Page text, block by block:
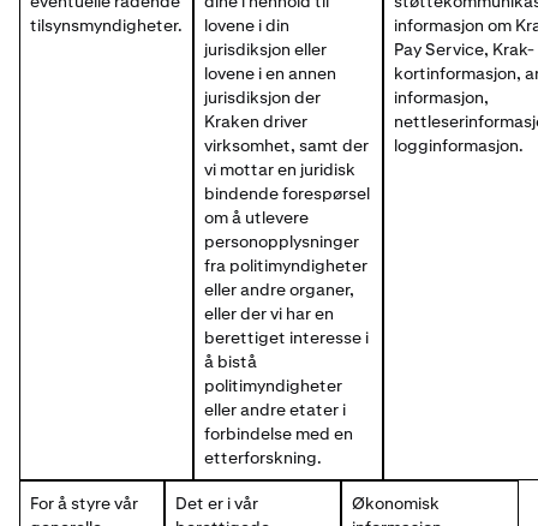
tilsynsmyndigheter.
lovene i din
jurisdiksjon eller
lovene i en annen
jurisdiksjon der
Kraken driver
virksomhet, samt der
vi mottar en juridisk
bindende forespørsel
om å utlevere
personopplysninger
fra politimyndigheter
eller andre organer,
eller der vi har en
berettiget interesse i
å bistå
politimyndigheter
eller andre etater i
forbindelse med en
etterforskning.
informasjon om
Pay Service, Krak-
kortinformasjon,
informasjon,
logginformasjon.
For å styre vår
Det er i vår
Økonomisk